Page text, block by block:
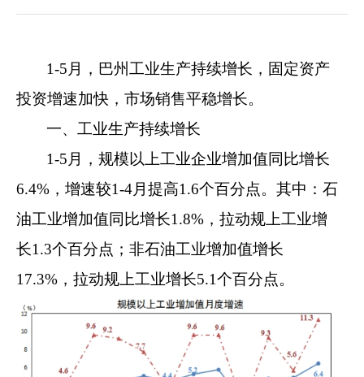
1-5 月，巴州工业生产持续增长，固定资产
投资增速加快， 市场销售平稳增长。
一、工业生产持续增长
1-5 月
，规模以上工业企业增加值同比增长
6.4% ，增速较1-4月提高1.6个百分点。其中：石
油工业增加值同比增长1.8% ，拉动规上工业增
长1.3个百分点 ；非石油工业增加值增长
17.3% ，拉动规上工业增长5.1个百分点。